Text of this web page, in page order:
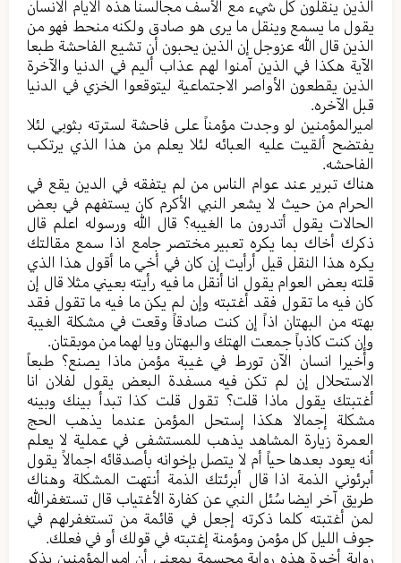
الذین ینقلون کل شيء مع الأسف مجالسنا هذه الایام الانسان
یقول ما یسمع وینقل ما یری هو صادق ولکنه منحط فهو من
الذین قال الله عزوجل إن الذین یحبون أن تشیع الفاحشة طبعا
الآیة هکذا في الذین آمنوا لهم عذاب أليم في الدنیا والآخرة
الذین یقطعون الأواصر الاجتماعیة لیتوقعوا الخزي في الدنیا
قبل الآخره.
امیرالمؤمنین لو وجدت مؤمناً علی فاحشة لسترته بثوبي لئلا
یفتضح ألقيت علیه العبائه لئلا یعلم من هذا الذي یرتکب
الفاحشه.
هناك تبریر عند عوام الناس من لم یتفقه في الدین یقع في
الحرام من حیث لا یشعر النبي الأکرم کان یستفهم في بعض
الحالات یقول أتدرون ما الغیبه؟ قال الله ورسوله اعلم قال
ذکرك أخاك بما یکره تعبیر مختصر جامع اذا سمع مقالتك
یکره هذا النقل قیل أرأيت إن كان في أخي ما أقول هذا الذي
قلته بعض العوام یقول انا أنقل ما فيه رأيته بعيني مثلا قال إن
کان فیه ما تقول فقد أغتبته وإن لم یکن ما فیه ما تقول فقد
بهته من البهتان اذاً إن کنت صادقاً وقعت في مشکلة الغیبة
وإن کنت کاذباً جمعت الهتك والبهتان ویا لهما من موبقتان.
وأخیرا انسان الآن تورط في غیبة مؤمن ماذا یصنع؟ طبعاً
الاستحلال إن لم تکن فیه مسفدة البعض یقول لفلان انا
أغتبتك یقول ماذا قلت؟ تقول قلت کذا تبدأ بينك وبینه
مشکلة إجمالا هکذا إستحل المؤمن عندما یذهب الحج
العمرة زیارة المشاهد یذهب للمستشفی في عملیة لا یعلم
أنه یعود بعدها حیاً أم لا یتصل بإخوانه بأصدقائه اجمالاً یقول
أبرئوني الذمة اذا قال أبرئتك الذمة أنتهت المشکلة وهناك
طریق آخر ایضا سُئل النبي عن کفارة الأغتیاب قال تستغفرالله
لمن أغتبته کلما ذکرته إجعل في قائمة من تستغفرلهم في
جوف اللیل کل مؤمن ومؤمنة إغتبته في قولك أو في فعلك.
روایة أخیرة هذه روایة مجسمة بمعنی أن امیرالمؤمنین یذکر